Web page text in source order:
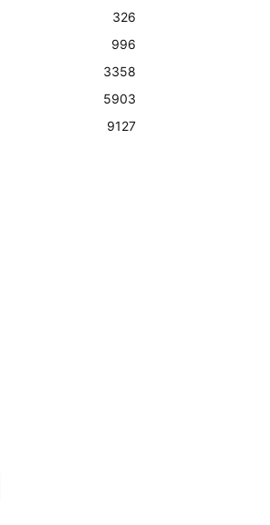
326
996
3358
5903
9127